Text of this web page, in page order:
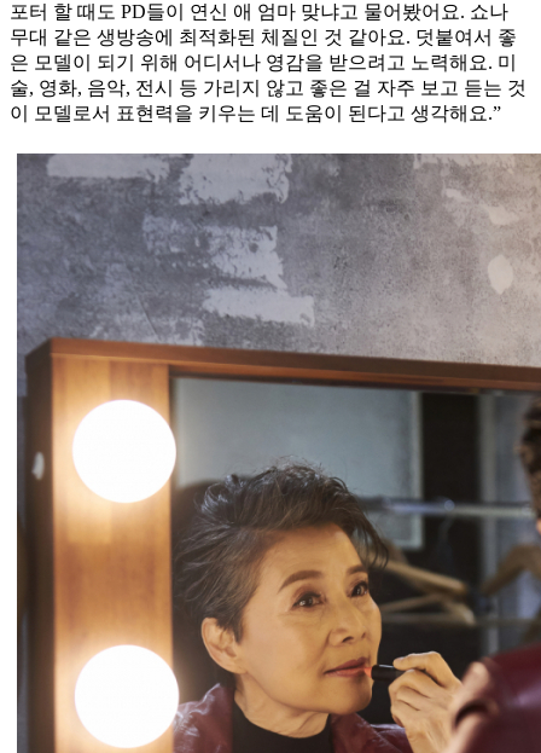
포터 할 때도 PD들이 연신 애 엄마 맞냐고 물어봤어요. 쇼나
무대 같은 생방송에 최적화된 체질인 것 같아요. 덧붙여서 좋
은 모델이 되기 위해 어디서나 영감을 받으려고 노력해요. 미
술, 영화, 음악, 전시 등 가리지 않고 좋은 걸 자주 보고 듣는 것
이 모델로서 표현력을 키우는 데 도움이 된다고 생각해요.”